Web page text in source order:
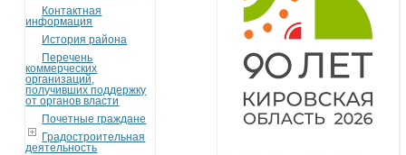
Контактная
информация
История района
Перечень
коммерческих
организаций,
получивших поддержку
от органов власти
Почетные граждане
Градостроительная
деятельность